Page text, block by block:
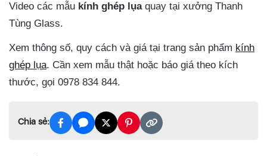
Video các mẫu kính ghép lụaquay tại xưởng Thanh
Tùng Glass.
Xem thông số, quy cách và giá tại trang sản phẩm kính
ghép lụa. Cần xem mẫu thật hoặc báo giá theo kích
thước, gọi 0978 834 844.
Chia sẻ: